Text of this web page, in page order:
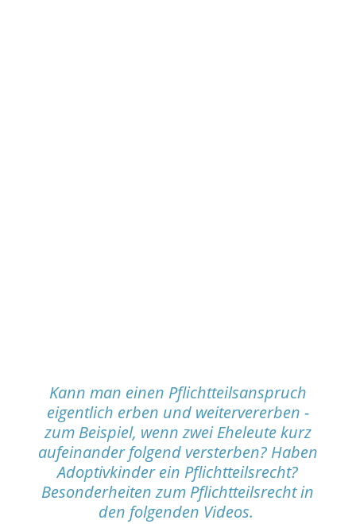
Kann man einen Pflichtteilsanspruch
eigentlich erben und weitervererben -
zum Beispiel, wenn zwei Eheleute kurz
aufeinander folgend versterben? Haben
Adoptivkinder ein Pflichtteilsrecht?
Besonderheiten zum Pflichtteilsrecht in
den folgenden Videos.